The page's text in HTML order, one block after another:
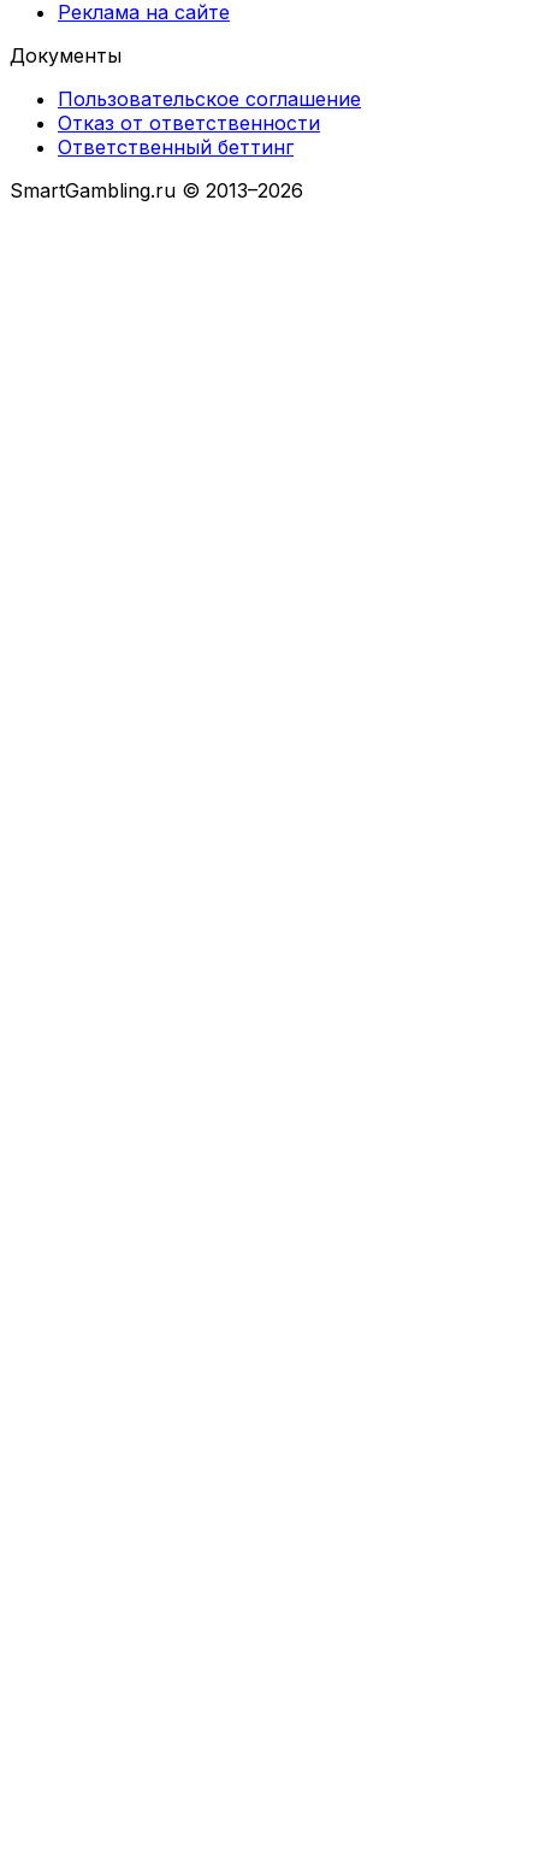
Реклама на сайте
Документы
Пользовательское соглашение
Отказ от ответственности
Ответственный беттинг
SmartGambling.ru © 2013–2026